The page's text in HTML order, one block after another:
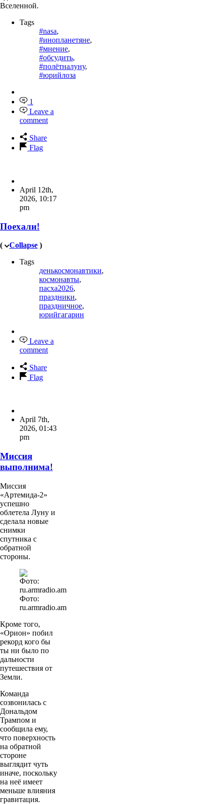
Вселенной.
Tags
#nasa,
#инопланетяне,
#мнение,
#обсудить,
#полётналуну,
#юрийлоза
1
Leave a
comment
Share
Flag
April 12th,
2026, 10:17
pm
Поехали!
( Collapse )
Tags
денькосмонавтики,
космонавты,
пасха2026,
праздники,
праздничное,
юрийгагарин
Leave a
comment
Share
Flag
April 7th,
2026, 01:43
pm
Миссия
выполнима!
Миссия
«Артемида-2»
успешно
облетела Луну и
сделала новые
снимки
спутника с
обратной
стороны.
Фото:
ru.armradio.am
Кроме того,
«Орион» побил
рекорд кого бы
ты ни было по
дальности
путешествия от
Земли.
Команда
созвонилась с
Дональдом
Трампом и
сообщила ему,
что поверхность
на обратной
стороне
выглядит чуть
иначе, поскольку
на неё имеет
меньше влияния
гравитация.